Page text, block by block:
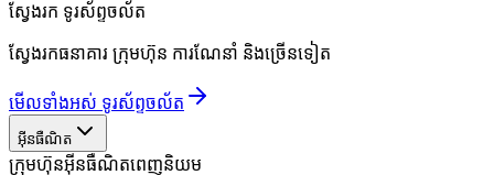
ស្វែងរក ទូរស័ព្ទចល័ត
ស្វែងរកធនាគារ ក្រុមហ៊ុន ការណែនាំ និងច្រើនទៀត
មើលទាំងអស់ ទូរស័ព្ទចល័ត
អ៊ីនធឺណិត
ក្រុមហ៊ុនអ៊ីនធឺណិតពេញនិយម